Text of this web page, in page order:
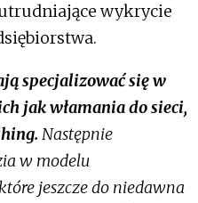
wykrycie
specjalizować się w
jak włamania do sieci,
Następnie
w modelu
jeszcze do niedawna